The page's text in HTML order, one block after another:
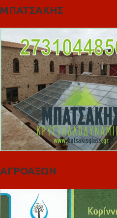
ΜΠΑΤΣΑΚΗΣ
ΑΓΡΟΑΞΩΝ